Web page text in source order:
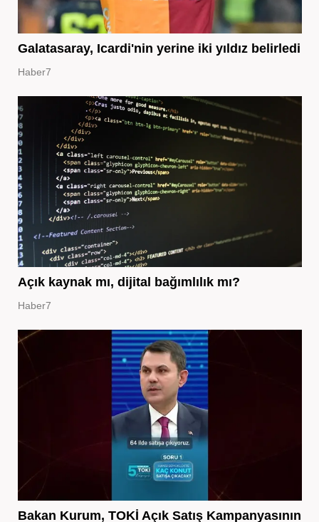
Galatasaray, Icardi'nin yerine iki yıldız belirledi
Haber7
Açık kaynak mı, dijital bağımlılık mı?
Haber7
Bakan Kurum, TOKİ Açık Satış Kampanyasının